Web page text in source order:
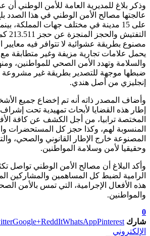
وذكر بلاغ للمديرية العامة للأمن الوطني أن
على 15 مدينة في مختلف جهات المملكة،
مصنوع بطريقة عشوائية لا تتوافر فيه معايير
يحمل علامات تجارية مزيفة وغير متطابقة
والسلامة وتهدد الأمن الصحي للمواطنين،
ضبطها موجهة للتصدير بطريقة غير
إنجليزي من أصل هندي.
وأضاف المصدر ذاته أنه تم إخضاع جميع
إطار هذه القضايا لأبحاث تمهيدية تحت إشراف
المختصة ترابيا، من أجل الكشف عن كافة
المنسوبة لهم، وكذا حجز كل المستحضرات
المصنوعة خارج الإطار القانوني والصحي،
وحقيقيا لأمن وسلامة المواطنين.
وأكد البلاغ أن مصالح الأمن الوطني تواصل
الرامية لضبط كل المساهمين والمشاركين
هذه الأفعال الإجرامية، التي تمس بالأمن
والمواطنين.
0
شارك
Google+ReddItWhatsAppPinterest
الإلكتروني